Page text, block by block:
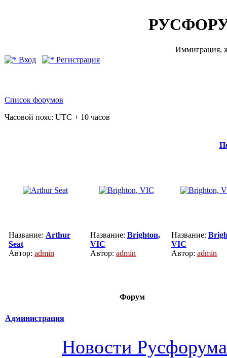
Иммиграция,
Вход
Регистрация
Список форумов
Часовой пояс: UTC + 10 часов
Название: Arthur
Seat
Автор: admin
Название: Brighton,
VIC
Автор: admin
Название:
VIC
Автор: admin
Форум
Администрация
Новости Русфорума